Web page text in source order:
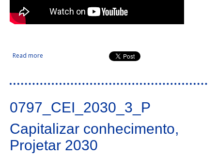
Read more about La Eurocidade Chaves-Verín un instrumento para
mejorar la calidad de vida de las personas
0797_CEI_2030_3_P
Capitalizar conhecimento,
Projetar 2030